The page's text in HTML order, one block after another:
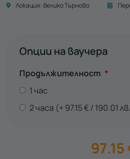
Локация: Велико Търново
Опции на ваучера
Продължителност *
1 час
2 часа
97.15€ 190.01лв.
97.15